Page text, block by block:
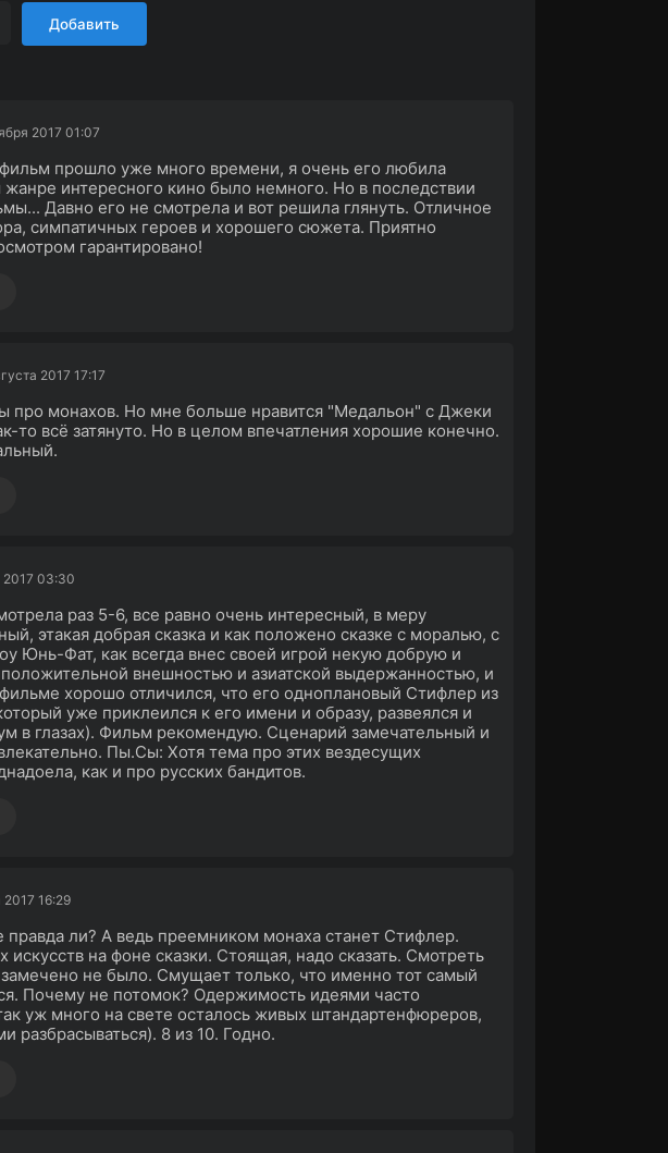
Добавить
2017 01:07
прошло уже много времени, я очень его любила
интересного кино было немного. Но в последствии
Давно его не смотрела и вот решила глянуть. Отличное
симпатичных героев и хорошего сюжета. Приятно
гарантировано!
2017 17:17
про монахов. Но мне больше нравится "Медальон" с Джеки
то всё затянуто. Но в целом впечатления хорошие конечно.
2017 03:30
раз 5-6, все равно очень интересный, в меру
этакая добрая сказка и как положено сказке с моралью, с
Юнь-Фат, как всегда внес своей игрой некую добрую и
внешностью и азиатской выдержанностью, и
хорошо отличился, что его одноплановый Стифлер из
уже приклеился к его имени и образу, развеялся и
в глазах). Фильм рекомендую. Сценарий замечательный и
Пы.Сы: Хотя тема про этих вездесущих
как и про русских бандитов.
16:29
ли? А ведь преемником монаха станет Стифлер.
на фоне сказки. Стоящая, надо сказать. Смотреть
не было. Смущает только, что именно тот самый
Почему не потомок? Одержимость идеями часто
уж много на свете осталось живых штандартенфюреров,
разбрасываться). 8 из 10. Годно.